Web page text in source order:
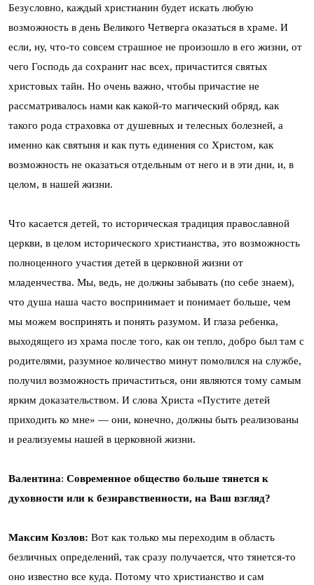
Безусловно, каждый христианин будет искать любую
возможность в день Великого Четверга оказаться в храме. И
если, ну, что-то совсем страшное не произошло в его жизни, от
чего Господь да сохранит нас всех, причастится святых
христовых тайн. Но очень важно, чтобы причастие не
рассматривалось нами как какой-то магический обряд, как
такого рода страховка от душевных и телесных болезней, а
именно как святыня и как путь единения со Христом, как
возможность не оказаться отдельным от него и в эти дни, и, в
целом, в нашей жизни.
Что касается детей, то историческая традиция православной
церкви, в целом исторического христианства, это возможность
полноценного участия детей в церковной жизни от
младенчества. Мы, ведь, не должны забывать (по себе знаем),
что душа наша часто воспринимает и понимает больше, чем
мы можем воспринять и понять разумом. И глаза ребенка,
выходящего из храма после того, как он тепло, добро был там с
родителями, разумное количество минут помолился на службе,
получил возможность причаститься, они являются тому самым
ярким доказательством. И слова Христа «Пустите детей
приходить ко мне» — они, конечно, должны быть реализованы
и реализуемы нашей в церковной жизни.
Валентина: Современное общество больше тянется к
духовности или к безнравственности, на Ваш взгляд?
Максим Козлов: Вот как только мы переходим в область
безличных определений, так сразу получается, что тянется-то
оно известно все куда. Потому что христианство и сам